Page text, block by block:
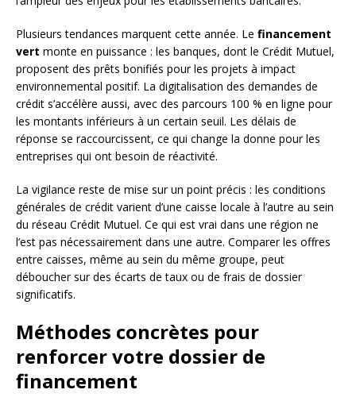
Plusieurs tendances marquent cette année. Le financement
vert monte en puissance : les banques, dont le Crédit Mutuel,
proposent des prêts bonifiés pour les projets à impact
environnemental positif. La digitalisation des demandes de
crédit s’accélère aussi, avec des parcours 100 % en ligne pour
les montants inférieurs à un certain seuil. Les délais de
réponse se raccourcissent, ce qui change la donne pour les
entreprises qui ont besoin de réactivité.
La vigilance reste de mise sur un point précis : les conditions
générales de crédit varient d’une caisse locale à l’autre au sein
du réseau Crédit Mutuel. Ce qui est vrai dans une région ne
l’est pas nécessairement dans une autre. Comparer les offres
entre caisses, même au sein du même groupe, peut
déboucher sur des écarts de taux ou de frais de dossier
significatifs.
Méthodes concrètes pour
renforcer votre dossier de
financement